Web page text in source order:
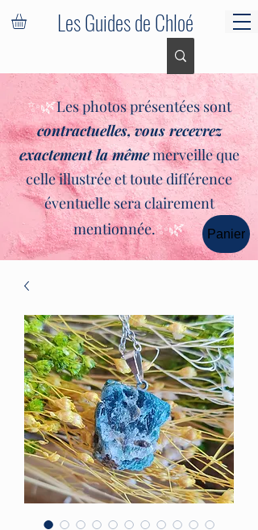
Les Guides de Chloé
✨🌿Les photos présentées sont
contractuelles,vous recevrez
exactement la mêmemerveille que
celle illustrée et toute différence
éventuelle sera clairement
mentionnée.✨🌿 Panier